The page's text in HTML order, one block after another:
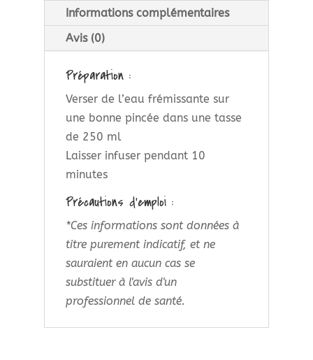
Informations complémentaires
Avis (0)
Préparation :
Verser de l’eau frémissante sur
une bonne pincée dans une tasse
de 250 ml
Laisser infuser pendant 10
minutes
Précautions d’emploi :
*Ces informations sont données à
titre purement indicatif, et ne
sauraient en aucun cas se
substituer à l'avis d'un
professionnel de santé.